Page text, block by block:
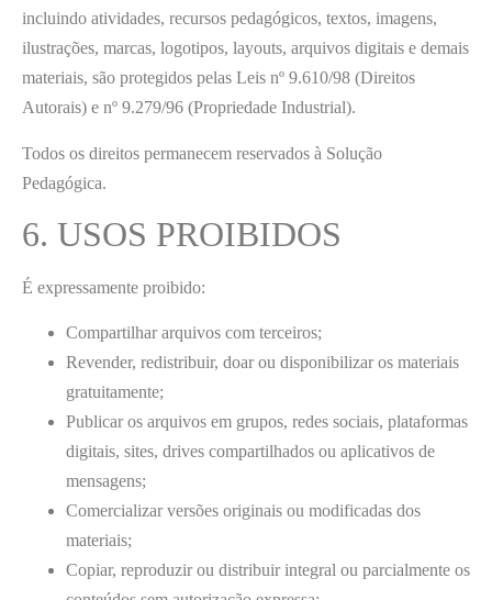
incluindo atividades, recursos pedagógicos, textos, imagens,
ilustrações, marcas, logotipos, layouts, arquivos digitais e demais
materiais, são protegidos pelas Leis nº 9.610/98 (Direitos
Autorais) e nº 9.279/96 (Propriedade Industrial).
Todos os direitos permanecem reservados à Solução
Pedagógica.
6. USOS PROIBIDOS
É expressamente proibido:
Compartilhar arquivos com terceiros;
Revender, redistribuir, doar ou disponibilizar os materiais
gratuitamente;
Publicar os arquivos em grupos, redes sociais, plataformas
digitais, sites, drives compartilhados ou aplicativos de
mensagens;
Comercializar versões originais ou modificadas dos
materiais;
Copiar, reproduzir ou distribuir integral ou parcialmente os